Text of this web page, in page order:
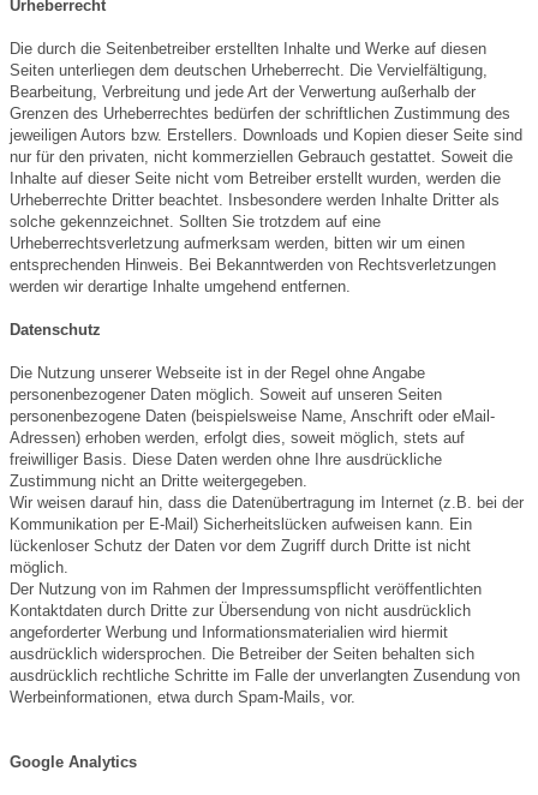
Urheberrecht
Die durch die Seitenbetreiber erstellten Inhalte und Werke auf diesen
Seiten unterliegen dem deutschen Urheberrecht. Die Vervielfältigung,
Bearbeitung, Verbreitung und jede Art der Verwertung außerhalb der
Grenzen des Urheberrechtes bedürfen der schriftlichen Zustimmung des
jeweiligen Autors bzw. Erstellers. Downloads und Kopien dieser Seite sind
nur für den privaten, nicht kommerziellen Gebrauch gestattet. Soweit die
Inhalte auf dieser Seite nicht vom Betreiber erstellt wurden, werden die
Urheberrechte Dritter beachtet. Insbesondere werden Inhalte Dritter als
solche gekennzeichnet. Sollten Sie trotzdem auf eine
Urheberrechtsverletzung aufmerksam werden, bitten wir um einen
entsprechenden Hinweis. Bei Bekanntwerden von Rechtsverletzungen
werden wir derartige Inhalte umgehend entfernen.
Datenschutz
Die Nutzung unserer Webseite ist in der Regel ohne Angabe
personenbezogener Daten möglich. Soweit auf unseren Seiten
personenbezogene Daten (beispielsweise Name, Anschrift oder eMail-
Adressen) erhoben werden, erfolgt dies, soweit möglich, stets auf
freiwilliger Basis. Diese Daten werden ohne Ihre ausdrückliche
Zustimmung nicht an Dritte weitergegeben.
Wir weisen darauf hin, dass die Datenübertragung im Internet (z.B. bei der
Kommunikation per E-Mail) Sicherheitslücken aufweisen kann. Ein
lückenloser Schutz der Daten vor dem Zugriff durch Dritte ist nicht
möglich.
Der Nutzung von im Rahmen der Impressumspflicht veröffentlichten
Kontaktdaten durch Dritte zur Übersendung von nicht ausdrücklich
angeforderter Werbung und Informationsmaterialien wird hiermit
ausdrücklich widersprochen. Die Betreiber der Seiten behalten sich
ausdrücklich rechtliche Schritte im Falle der unverlangten Zusendung von
Werbeinformationen, etwa durch Spam-Mails, vor.
Google Analytics